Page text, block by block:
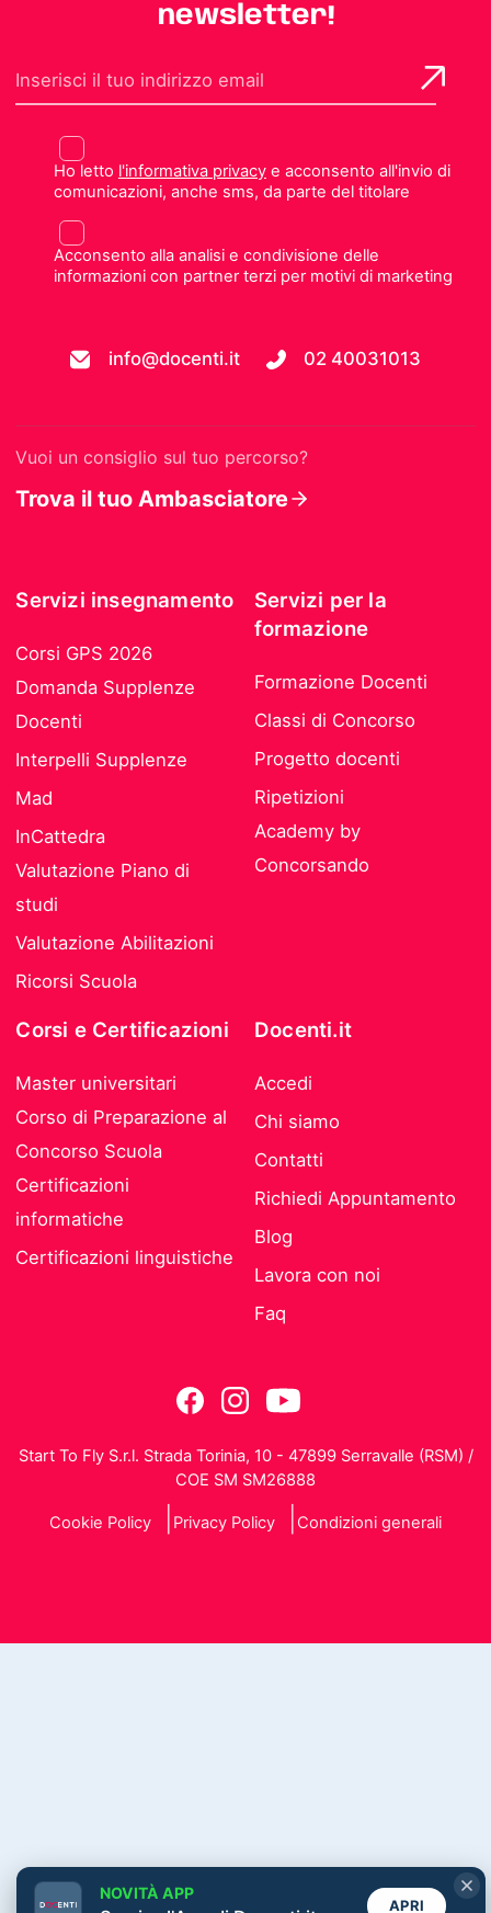
newsletter!
Ho letto l'informativa privacye acconsento all'invio di
comunicazioni, anche sms, da parte del titolare
Acconsento alla analisi e condivisione delle
informazioni con partner terzi per motivi di marketing
info@docenti.it 02 40031013
Vuoi un consiglio sul tuo percorso?
Trova il tuo Ambasciatore
Servizi insegnamento
Corsi GPS 2026
Domanda Supplenze
Docenti
Interpelli Supplenze
Mad
InCattedra
Valutazione Piano di
studi
Valutazione Abilitazioni
Ricorsi Scuola
Servizi per la
formazione
Formazione Docenti
Classi di Concorso
Progetto docenti
Ripetizioni
Academy by
Concorsando
Corsi e Certificazioni
Master universitari
Corso di Preparazione al
Concorso Scuola
Certificazioni
informatiche
Certificazioni linguistiche
Docenti.it
Accedi
Chi siamo
Contatti
Richiedi Appuntamento
Blog
Lavora con noi
Faq
Start To Fly S.r.l. Strada Torinia, 10 - 47899 Serravalle (RSM) /
COE SM SM26888
Cookie Policy Privacy Policy Condizioni generali
NOVITÀ APP
APRI